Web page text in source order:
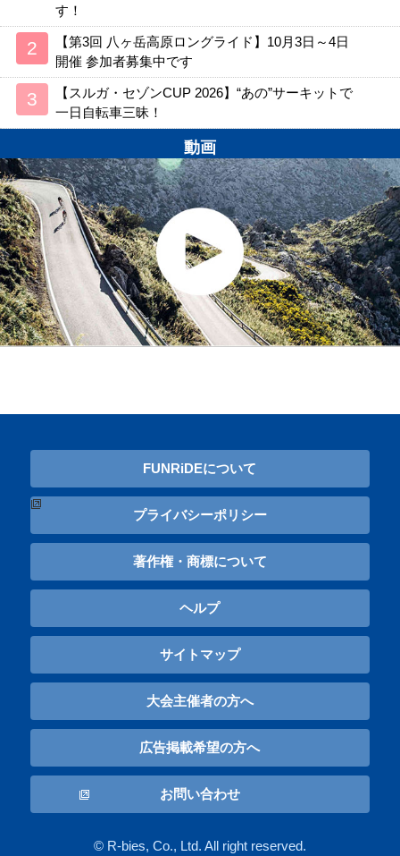
す！
【第3回 八ヶ岳高原ロングライド】10月3日～4日
開催 参加者募集中です
【スルガ・セゾンCUP 2026】“あの”サーキットで
一日自転車三昧！
動画
FUNRiDEについて
プライバシーポリシー
著作権・商標について
ヘルプ
サイトマップ
大会主催者の方へ
広告掲載希望の方へ
お問い合わせ
© R-bies, Co., Ltd. All right reserved.